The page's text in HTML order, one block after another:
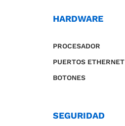
HARDWARE
PROCESADOR
PUERTOS ETHERNET
BOTONES
SEGURIDAD